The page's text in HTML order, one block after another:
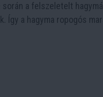
a felszeletelt
a hagyma ropogós